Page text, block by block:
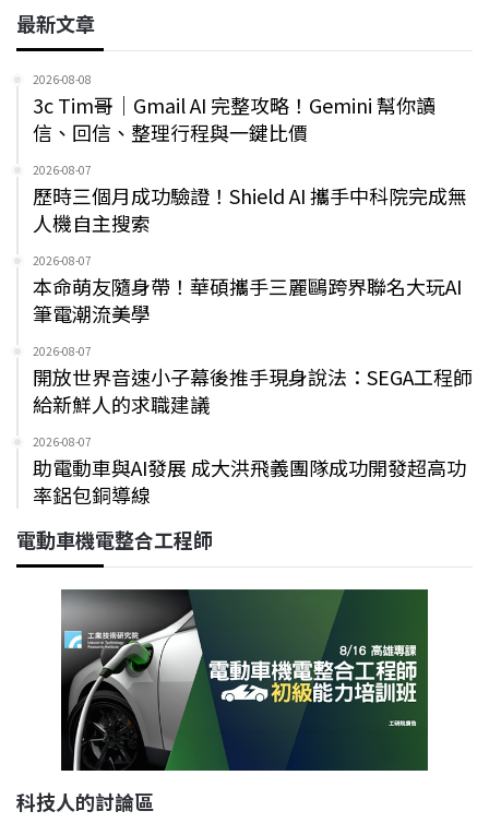
最新文章
2026-08-08
3c Tim哥｜Gmail AI 完整攻略！Gemini 幫你讀
信、回信、整理行程與一鍵比價
2026-08-07
歷時三個月成功驗證！Shield AI 攜手中科院完成無
人機自主搜索
2026-08-07
本命萌友隨身帶！華碩攜手三麗鷗跨界聯名大玩AI
筆電潮流美學
2026-08-07
開放世界音速小子幕後推手現身說法：SEGA工程師
給新鮮人的求職建議
2026-08-07
助電動車與AI發展 成大洪飛義團隊成功開發超高功
率鋁包銅導線
電動車機電整合工程師
科技人的討論區